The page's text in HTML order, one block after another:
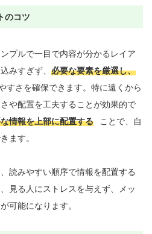
のコツ
プルで一目で内容が分かるレイア
みすぎず、 必要な要素を厳選し、
すさを確保できます。特に遠くから
や配置を工夫することが効果的で
情報を上部に配置する
ことで、自
ます。
読みやすい順序で情報を配置する
見る人にストレスを与えず、メッ
可能になります。